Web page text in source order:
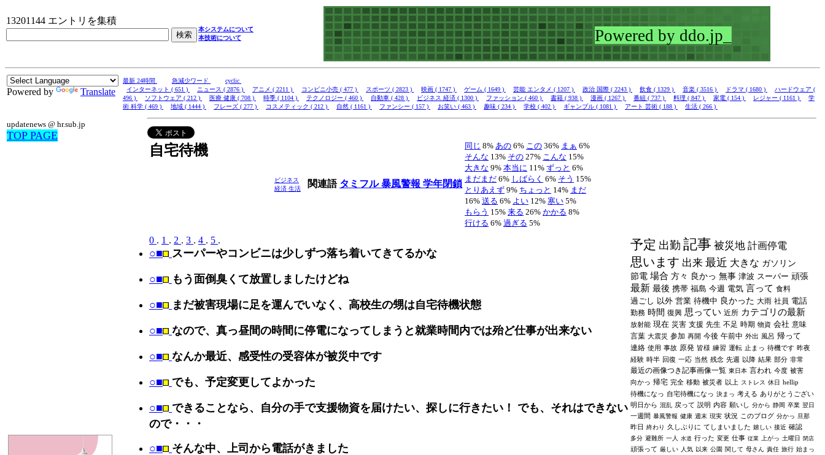
13201144 エントリを集積
本システムについて
本技術について
Powered by Translate
updatenews @ hr.sub.jp
TOP PAGE
最新 24時間 急減少ワード
cyclic
インターネット ( 651 )
ニュース ( 2876 ) アニメ ( 2211 ) コンビニ小売 ( 477 ) スポーツ ( 2823 ) 映画 ( 1747 ) ゲーム ( 1649 ) 芸能 エンタメ ( 1207 ) 政治 国際 ( 2243 ) 飲食 ( 1329 ) 音楽 ( 3516 ) ドラマ ( 1680 )
ハードウェア (
496 )
ソフトウェア ( 212 ) 医療 健康 ( 708 ) 時季 ( 1104 ) テクノロジー ( 460 ) 自動車 ( 428 ) ビジネス 経済 ( 1300 ) ファッション ( 460 ) 書籍 ( 938 ) 漫画 ( 1267 ) 番組 ( 737 ) 料理 ( 847 ) 家電 ( 154 ) レジャー ( 1161 )
学
術 科学 ( 469 )
地域 ( 1444 ) フレーズ ( 277 ) コスメティック ( 212 ) 自然 ( 1161 ) ファンシー ( 157 ) お笑い ( 463 ) 趣味 ( 234 ) 学校 ( 402 ) ギャンブル ( 1081 ) アート 芸術 ( 188 ) 生活 ( 266 )
自宅待機
ビジネス
経済 生活 関連語 タミフル暴風警報 学年閉鎖
同じ 8% あの 6% この 36% まぁ 6%
そんな 13% その 27% こんな 15%
大きな 9% 本当に 11% ずっと 6%
まだまだ 6% しばらく 6% そう 15%
とりあえず 9% ちょっと 14% まだ
16% 送る 6% よい 12% 寒い 5%
もらう 15% 来る 26% かかる 8%
行ける 6% 過ぎる 5%
0 . 1 . 2 . 3 . 4 . 5 .
○■ スーパーやコンビニは少しずつ落ち着いてきてるかな
○■ もう面倒臭くて放置しましたけどね
○■ まだ被害現場に足を運んでいなく、高校生の甥は自宅待機状態
○■ なので、真っ昼間の時間に停電になってしまうと就業時間内では殆ど仕事が出来ない
○■ なんか最近、感受性の受容体が被災中です
○■ でも、予定変更してよかった
○■ できることなら、自分の手で支援物資を届けたい、探しに行きたい！ でも、それはできない
ので・・・
○■ そんな中、上司から電話がきました
予定 出勤 記事 被災地 計画停電
思います 出来 最近 大きな ガソリン
節電 場合 方々 良かっ 無事 津波 スーパー 頑張
最新 最後 携帯 福島 今週 電気 言って 食料
過ごし 以外 営業 待機中 良かった 大雨 社員 電話
勤務 時間 復興 思ってい 近所 カテゴリの最新
放射能 現在 災害 支援 先生 不足 時期 物資 会社 意味
言葉 大震災 参加 再開 今後 午前中 外出 風呂 帰って
連絡 使用 事故 原発 皆様 練習 運転 止まっ 待機です 昨夜
経験 時半 回復 一応 当然 残念 先週 以降 結果 部分 非常
最近の画像つき記事画像一覧 東日本 言われ 今度 被害
向かっ 帰宅 完全 移動 被災者 以上 ストレス 休日 hellip
待機になっ 自宅待機になっ 決まっ 考える ありがとうござい
明日から 混乱 戻って 説明 内容 願いし 分から 静岡 卒業 翌日
一週間 暴風警報 健康 週末 現実 状況 このブログ 分かっ 旦那
昨日 終わり 久しぶりに てしまいました 嬉しい 接近 確認
多分 避難所 一人 水道 行った 変更 仕事 従業 上がっ 土曜日 閉店
頑張って 厳しい 人気 以来 公園 関して 母さん 責任 旅行 始まっ